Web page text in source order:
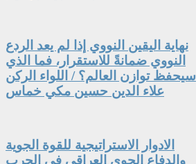
نهاية اليقين النووي إذا لم يعد الردع
النووي ضمانةً للاستقرار، فما الذي
سيحفظ توازن العالم؟ / اللواء الركن
علاء الدين حسين مكي خماس
الادوار الاستراتيجية للقوة الجوية
والدفاع الجوي العراقي في الحرب